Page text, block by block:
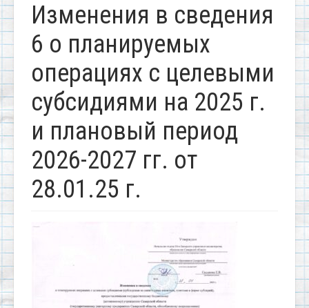
Изменения в сведения
6 о планируемых
операциях с целевыми
субсидиями на 2025 г.
и плановый период
2026-2027 гг. от
28.01.25 г.